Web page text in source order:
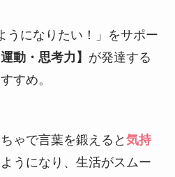
うになりたい！」をサポー
動・思考力】 が発達する
すめ。
ゃで言葉を鍛えると 気持
ようになり、生活がスムー